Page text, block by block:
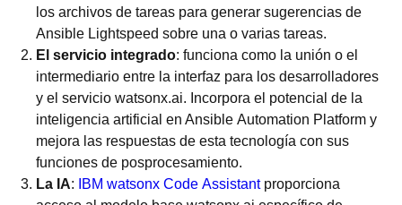
los archivos de tareas para generar sugerencias de
Ansible Lightspeed sobre una o varias tareas.
El servicio integrado: funciona como la unión o el
intermediario entre la interfaz para los desarrolladores
y el servicio watsonx.ai. Incorpora el potencial de la
inteligencia artificial en Ansible Automation Platform y
mejora las respuestas de esta tecnología con sus
funciones de posprocesamiento.
La IA: IBM watsonx Code Assistantproporciona